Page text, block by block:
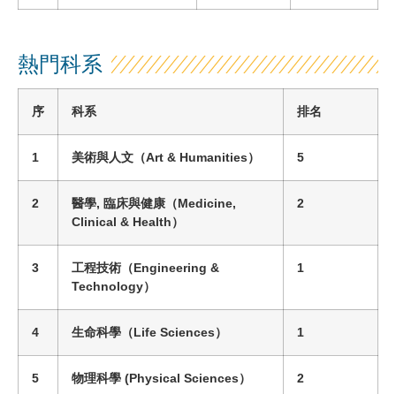
熱門科系
序 科系 排名
1 美術與人文 （Art & Humanities） 5
2 醫學, 臨床與健康 （Medicine,
Clinical & Health）
2
3 工程技術 （Engineering &
Technology）
1
4 生命科學 （Life Sciences） 1
5 物理科學 (Physical Sciences） 2